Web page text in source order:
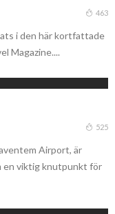
463
i den här kortfattade
Magazine....
525
Airport, är
en viktig knutpunkt för